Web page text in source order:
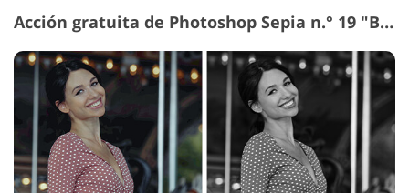
Acción gratuita de Photoshop Sepia n.° 19 "Black and White"